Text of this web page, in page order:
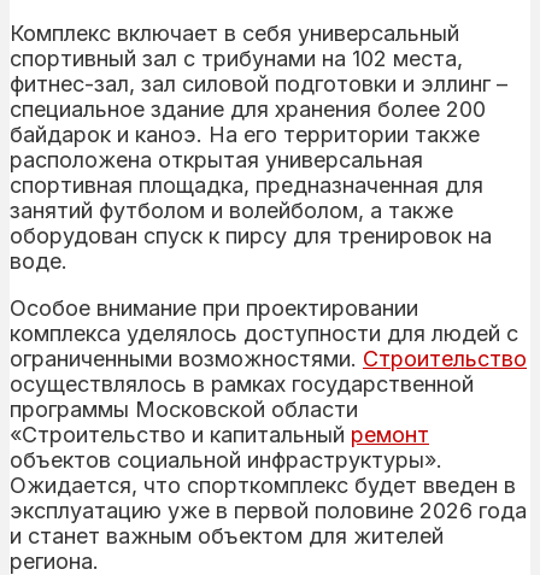
Комплекс включает в себя универсальный
спортивный зал с трибунами на 102 места,
фитнес-зал, зал силовой подготовки и эллинг –
специальное здание для хранения более 200
байдарок и каноэ. На его территории также
расположена открытая универсальная
спортивная площадка, предназначенная для
занятий футболом и волейболом, а также
оборудован спуск к пирсу для тренировок на
воде.
Особое внимание при проектировании
комплекса уделялось доступности для людей с
ограниченными возможностями. Строительство
осуществлялось в рамках государственной
программы Московской области
«Строительство и капитальный ремонт
объектов социальной инфраструктуры».
Ожидается, что спорткомплекс будет введен в
эксплуатацию уже в первой половине 2026 года
и станет важным объектом для жителей
региона.